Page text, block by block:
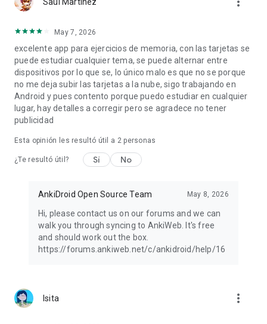
May 7, 2026
excelente app para ejercicios de memoria, con las tarjetas se
puede estudiar cualquier tema, se puede alternar entre
dispositivos por lo que se, lo único malo es que no se porque
no me deja subir las tarjetas a la nube, sigo trabajando en
Android y pues contento porque puedo estudiar en cualquier
lugar, hay detalles a corregir pero se agradece no tener
publicidad
Esta opinión les resultó útil a 2personas
¿Te resultó útil? Sí No
AnkiDroid Open Source Team May 8, 2026
Hi, please contact us on our forums and we can
walk you through syncing to AnkiWeb. It's free
and should work out the box.
https://forums.ankiweb.net/c/ankidroid/help/16
Isita more_vert